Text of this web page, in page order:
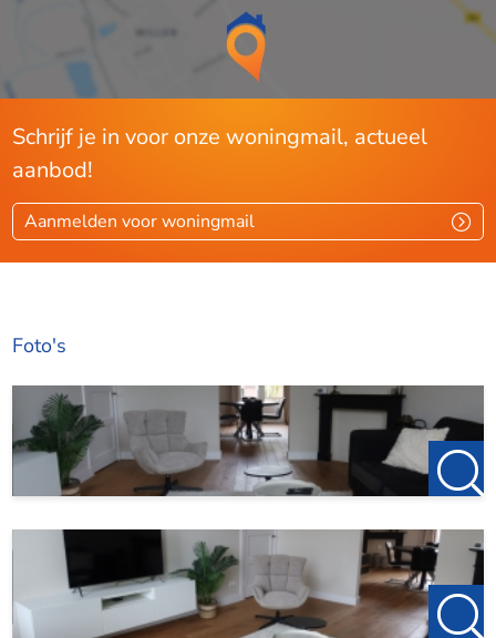
Schrijf je in voor onze woningmail, actueel
aanbod!
Aanmelden voor woningmail
Foto's